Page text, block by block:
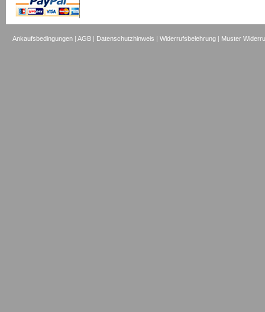
Ankaufsbedingungen |AGB | Datenschutzhinweis |Widerrufsbelehrung | Muster